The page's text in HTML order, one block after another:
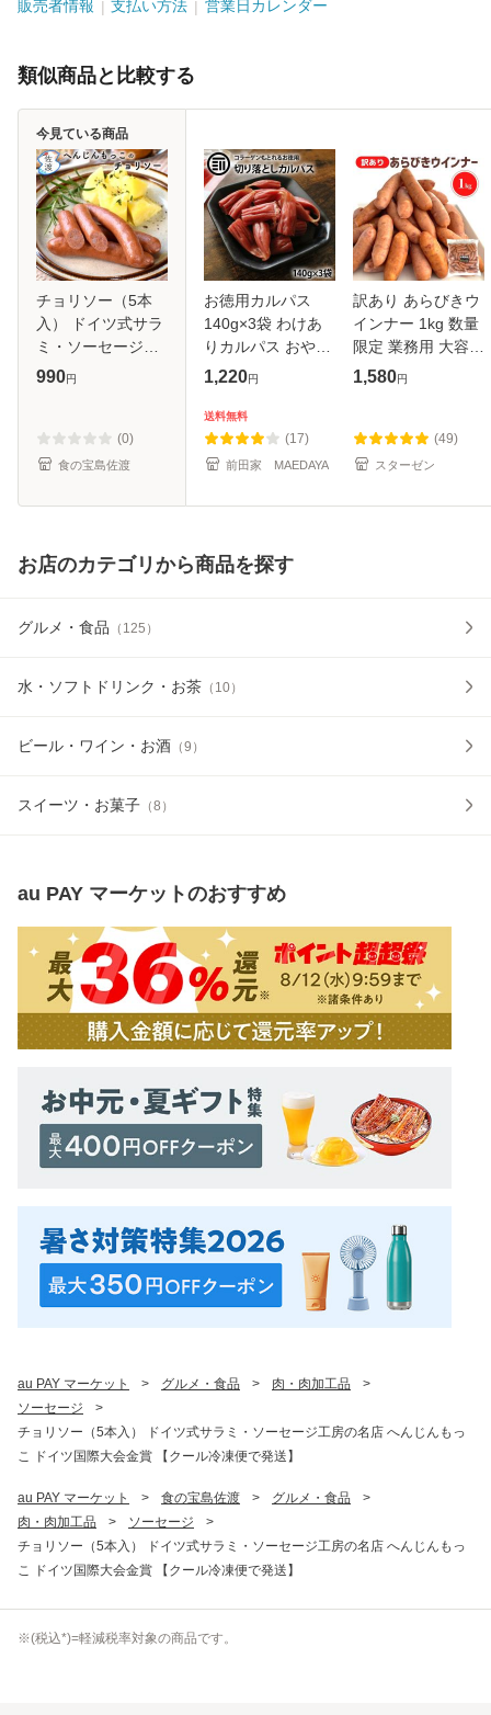
販売者情報 支払い方法 営業日カレンダー
類似商品と比較する
チョリソー（5本
入） ドイツ式サラ
ミ・ソーセージ工
房の名店 へんじん
冷凍便で発送】
990円
(0)
食の宝島佐渡
今見ている商品
お徳用カルパス
140g×3袋 わけあ
りカルパス おやつ
カルパス 訳あり か
セージ おつまみ 珍
味 お酒のお供 酒の
肴 お菓子
1,220円
送料無料
(17)
前田家 MAEDAYA
訳あり あらびきウ
インナー 1kg 数量
限定 業務用 大容量
お徳用 ポイント消
国内製造 天然羊腸
ソーセ
1,580円
(49)
スターゼン
お店のカテゴリから商品を探す
グルメ・食品 （ 125 ）
水・ソフトドリンク・お茶 （ 10）
ビール・ワイン・お酒 （9 ）
スイーツ・お菓子 （8 ）
au PAY マーケットのおすすめ
au PAY マーケット > グルメ・食品 > 肉・肉加工品
>
ソーセージ
>
チョリソー（5本入） ドイツ式サラミ・ソーセージ工房の名店 へんじんもっ
こ ドイツ国際大会金賞 【クール冷凍便で発送】
au PAY マーケット > 食の宝島佐渡 > グルメ・食品
>
肉・肉加工品
> ソーセージ
>
チョリソー（5本入） ドイツ式サラミ・ソーセージ工房の名店 へんじんもっ
こ ドイツ国際大会金賞 【クール冷凍便で発送】
※(税込*)=軽減税率対象の商品です。